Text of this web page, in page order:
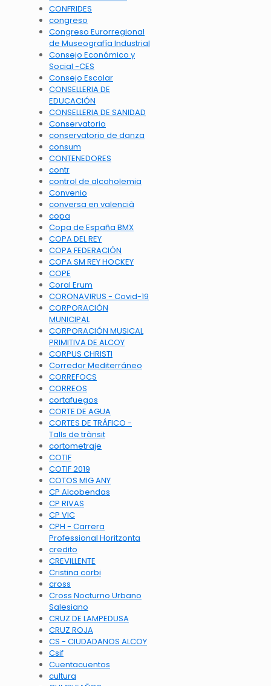
CONFRIDES
congreso
Congreso Eurorregional
de Museografía Industrial
Consejo Económico y
Social -CES
Consejo Escolar
CONSELLERIA DE
EDUCACIÓN
CONSELLERIA DE SANIDAD
Conservatorio
conservatorio de danza
consum
CONTENEDORES
contr
control de alcoholemia
Convenio
conversa en valencià
copa
Copa de España BMX
COPA DEL REY
COPA FEDERACIÓN
COPA SM REY HOCKEY
COPE
Coral Erum
CORONAVIRUS - Covid-19
CORPORACIÓN
MUNICIPAL
CORPORACIÓN MUSICAL
PRIMITIVA DE ALCOY
CORPUS CHRISTI
Corredor Mediterráneo
CORREFOCS
CORREOS
cortafuegos
CORTE DE AGUA
CORTES DE TRÁFICO -
Talls de trànsit
cortometraje
COTIF
COTIF 2019
COTOS MIG ANY
CP Alcobendas
CP RIVAS
CP VIC
CPH - Carrera
Professional Horitzonta
credito
CREVILLENTE
Cristina corbi
cross
Cross Nocturno Urbano
Salesiano
CRUZ DE LAMPEDUSA
CRUZ ROJA
CS - CIUDADANOS ALCOY
Csif
Cuentacuentos
cultura